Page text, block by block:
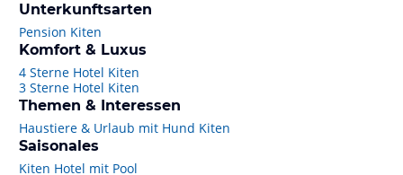
Unterkunftsarten
Pension Kiten
Komfort & Luxus
4 Sterne Hotel Kiten
3 Sterne Hotel Kiten
Themen & Interessen
Haustiere & Urlaub mit Hund Kiten
Saisonales
Kiten Hotel mit Pool